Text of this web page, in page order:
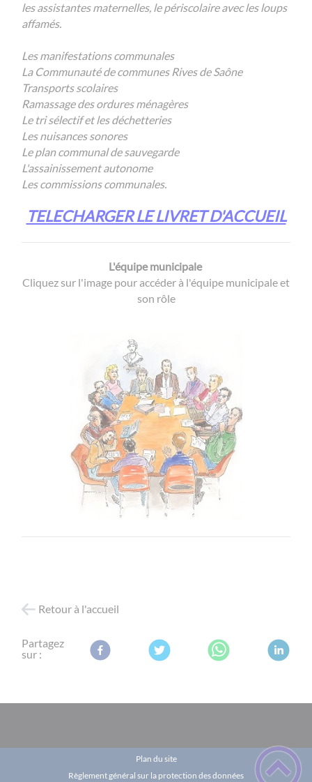
les assistantes maternelles, le périscolaire avec les loups
affamés.
Les manifestations communales
La Communauté de communes Rives de Saône
Transports scolaires
Ramassage des ordures ménagères
Le tri sélectif et les déchetteries
Les nuisances sonores
Le plan communal de sauvegarde
L'assainissement autonome
Les commissions communales.
TELECHARGER LE LIVRET D'ACCUEIL
L'équipe municipale
Cliquez sur l'image pour accéder à l'équipe municipale et
son rôle
Retour à l'accueil
Partagez
sur :
Plan du site
Règlement général sur la protection des données